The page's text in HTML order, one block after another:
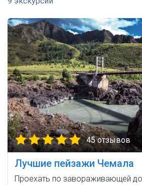
45 отзывов
Лучшие пейзажи Чемала
Проехать по завораживающей